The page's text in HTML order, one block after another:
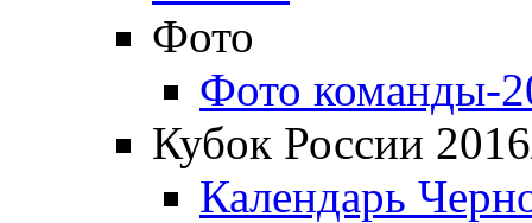
Фото
Фото команды-
Кубок России
Календарь